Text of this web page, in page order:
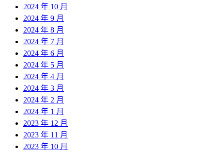
2024 年 10 月
2024 年 9 月
2024 年 8 月
2024 年 7 月
2024 年 6 月
2024 年 5 月
2024 年 4 月
2024 年 3 月
2024 年 2 月
2024 年 1 月
2023 年 12 月
2023 年 11 月
2023 年 10 月